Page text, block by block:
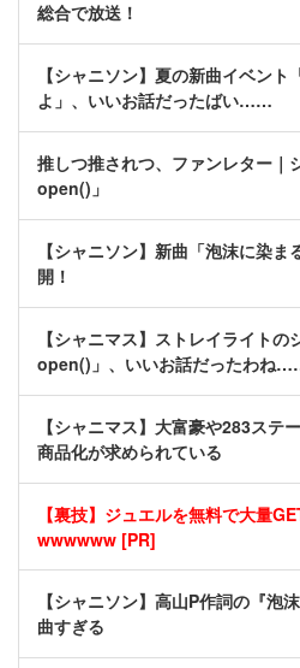
総合で放送！
【シャニソン】夏の新曲イベン
よ」、いいお話だったばい……
推しつ推されつ、ファンレター｜
open()」
【シャニソン】新曲「泡沫に染
開！
【シャニマス】ストレイライト
open()」、いいお話だったわね
【シャニマス】大富豪や283ステ
商品化が求められている
【裏技】ジュエルを無料で大量
wwwwww [PR]
【シャニソン】高山P作詞の『泡
曲すぎる